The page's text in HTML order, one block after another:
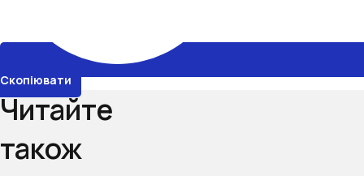
Скопіювати
Читайте
також